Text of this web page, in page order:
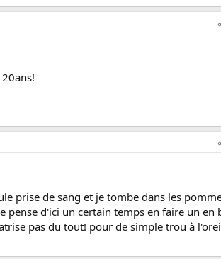
prise de sang et je tombe dans les
pense d'ici un certain temps en faire un en
pas du tout! pour de simple trou à